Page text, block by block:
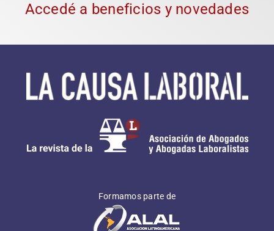
Accedé a beneficios y novedades
Formamos parte de